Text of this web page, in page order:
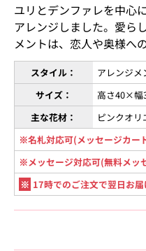
ユリとデンファレを中心
アレンジしました。愛ら
メントは、恋人や奥様へ
スタイル：
アレンジメ
サイズ：
高さ40×
主な花材：
ピンクオ
※名札対応可(メッセージカー
※メッセージ対応可(無料メッ
※ 17時でのご注文で翌日お届